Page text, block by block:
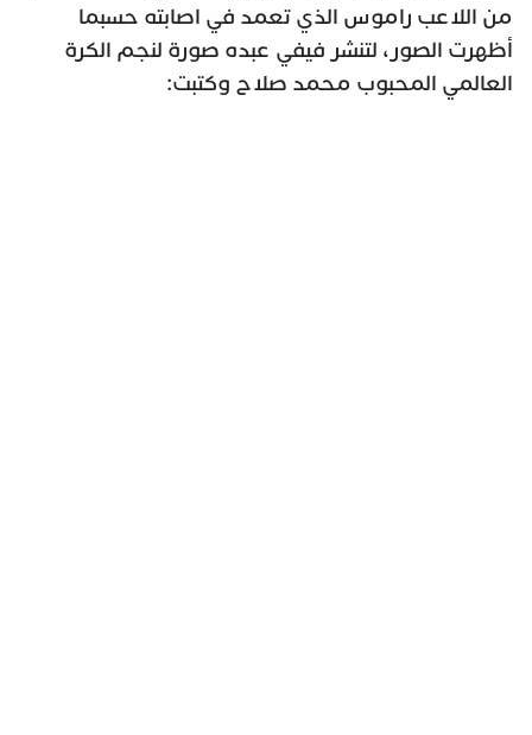
من اللاعب راموس الذي تعمد في اصابته حسبما
أظهرت الصور، لتنشر فيفي عبده صورة لنجم الكرة
العالمي المحبوب محمد صلاح وكتبت: